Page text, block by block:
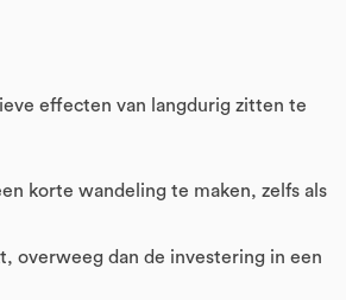
effecten van langdurig zitten te
korte wandeling te maken, zelfs als
overweeg dan de investering in een